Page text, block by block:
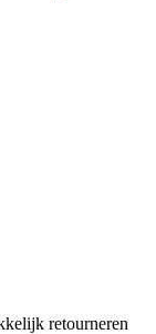
retourneren